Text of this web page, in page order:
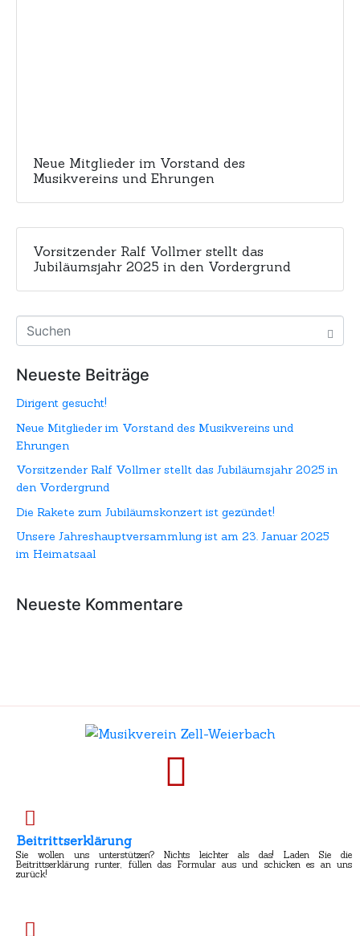
Neue Mitglieder im Vorstand des
Musikvereins und Ehrungen
Vorsitzender Ralf Vollmer stellt das
Jubiläumsjahr 2025 in den Vordergrund
Neueste Beiträge
Dirigent gesucht!
Neue Mitglieder im Vorstand des Musikvereins und
Ehrungen
Vorsitzender Ralf Vollmer stellt das Jubiläumsjahr 2025 in
den Vordergrund
Die Rakete zum Jubiläumskonzert ist gezündet!
Unsere Jahreshauptversammlung ist am 23. Januar 2025
im Heimatsaal
Neueste Kommentare
Beitrittserklärung
Sie wollen uns unterstützen? Nichts leichter als das! Laden Sie die
Beitrittserklärung runter, füllen das Formular aus und schicken es an uns
zurück!